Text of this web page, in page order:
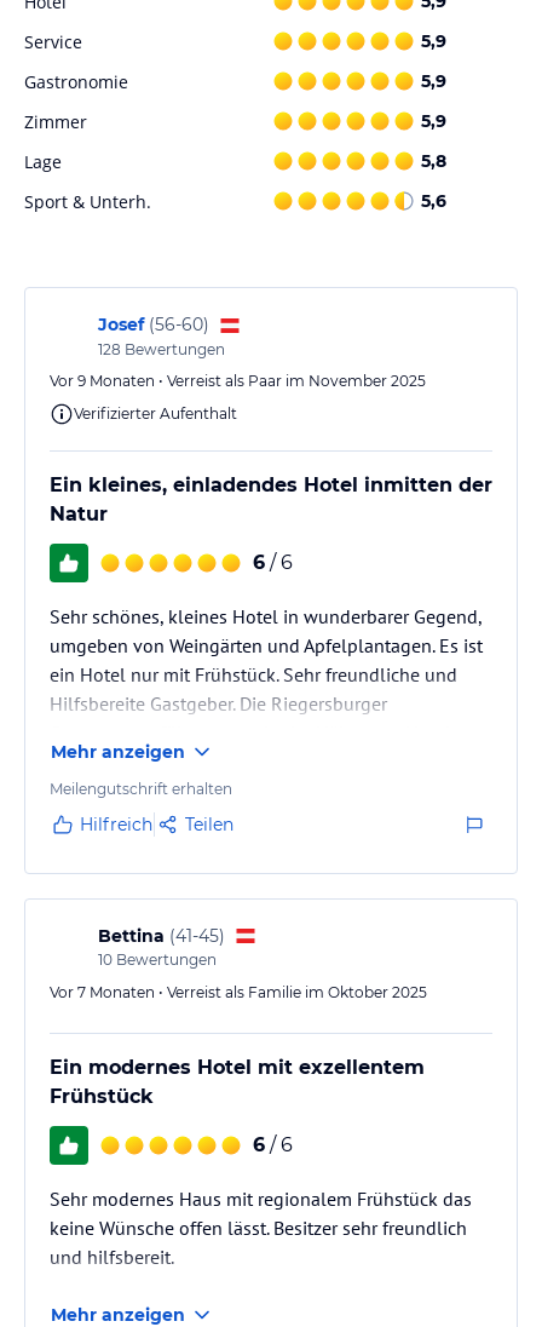
Nähe Möglichkeiten zum Wandern und Reiten, sowie einen
Tennisplatz, der gegen zusätzliche Gebühren genutzt werden
Hinweis:
Verfasst von HolidayCheck mit Hilfe von KI. Alle
verbindlichen
des jeweiligen Veranstalters.
Service 5,9
Gastronomie 5,9
Zimmer 5,9
Lage 5,8
Sport & Unterh. 5,6
Josef (56-60)
128 Bewertungen
Vor 9 Monaten • Verreist als Paar im November 2025
Verifizierter Aufenthalt
Ein kleines, einladendes Hotel inmitten der
Natur
6 / 6
Sehr schönes, kleines Hotel in wunderbarer Gegend,
umgeben von Weingärten und Apfelplantagen. Es ist
ein Hotel nur mit Frühstück. Sehr freundliche und
Hilfsbereite Gastgeber. Die Riegersburger
vorbei.
Mehr anzeigen
Meilengutschrift erhalten
Hilfreich Teilen
Bettina (41-45)
10 Bewertungen
Vor 7 Monaten • Verreist als Familie im Oktober 2025
Ein modernes Hotel mit exzellentem
Frühstück
6 / 6
Sehr modernes Haus mit regionalem Frühstück das
keine Wünsche offen lässt. Besitzer sehr freundlich
und hilfsbereit.
Mehr anzeigen